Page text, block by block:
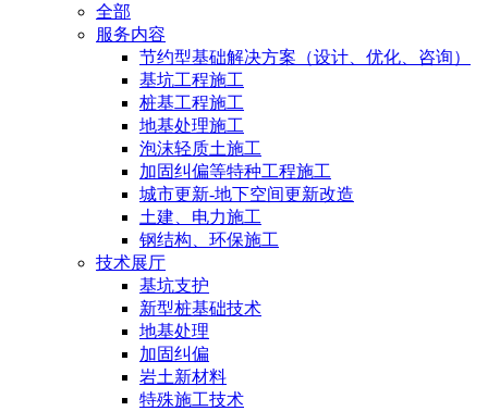
全部
服务内容
节约型基础解决方案（设计、优化、咨询）
基坑工程施工
桩基工程施工
地基处理施工
泡沫轻质土施工
加固纠偏等特种工程施工
城市更新-地下空间更新改造
土建、电力施工
钢结构、环保施工
技术展厅
基坑支护
新型桩基础技术
地基处理
加固纠偏
岩土新材料
特殊施工技术